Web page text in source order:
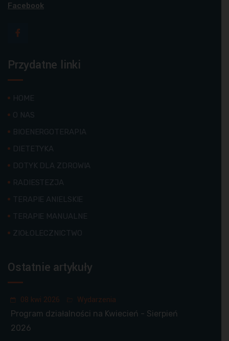
Facebook
Przydatne linki
HOME
O NAS
BIOENERGOTERAPIA
DIETETYKA
DOTYK DLA ZDROWIA
RADIESTEZJA
TERAPIE ANIELSKIE
TERAPIE MANUALNE
ZIOŁOLECZNICTWO
Ostatnie artykuły
08 kwi 2026 Wydarzenia
Program działalności na Kwiecień - Sierpień
2026